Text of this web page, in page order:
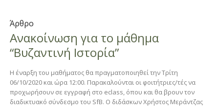
Άρθρο
Ανακοίνωση για το μάθημα
“Βυζαντινή Ιστορία”
Η έναρξη του μαθήματος θα πραγματοποιηθεί την Τρίτη
06/10/2020 και ώρα 12:00. Παρακαλούνται οι φοιτήτριες/τές να
προχωρήσουν σε εγγραφή στο eclass, όπου και θα βρουν τον
διαδικτυακό σύνδεσμο του SfB. O διδάσκων Χρήστος Μεράντζας